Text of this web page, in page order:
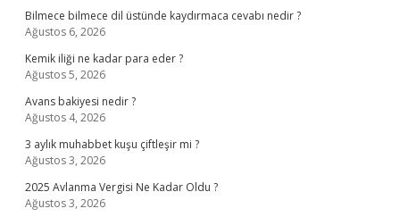
Bilmece bilmece dil üstünde kaydırmaca cevabı nedir ?
Ağustos 6, 2026
Kemik iliği ne kadar para eder ?
Ağustos 5, 2026
Avans bakiyesi nedir ?
Ağustos 4, 2026
3 aylık muhabbet kuşu çiftleşir mi ?
Ağustos 3, 2026
2025 Avlanma Vergisi Ne Kadar Oldu ?
Ağustos 3, 2026